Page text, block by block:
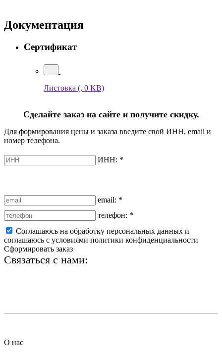
Документация
Сертификат
Листовка (, 0 KB)
Сделайте заказ на сайте и получите скидку.
Для формирования цены и заказа введите свой ИНН, email и
номер телефона.
ИНН: *
email: *
телефон: *
Соглашаюсь на обработку персональных данных и
соглашаюсь с условиями политики конфиденциальности
Сформировать заказ
Связаться с нами:
О нас